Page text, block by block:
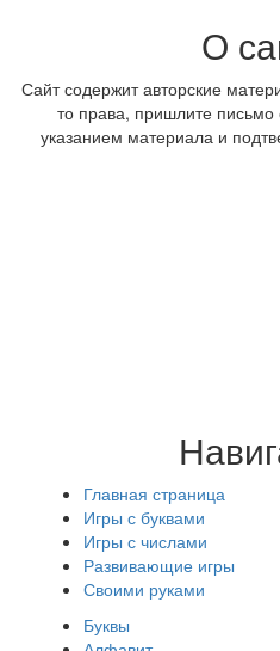
О
Сайт содержит авторские
то права, пришлите письмо
указанием материала и
Главная страница
Игры с буквами
Игры с числами
Развивающие игры
Своими руками
Буквы